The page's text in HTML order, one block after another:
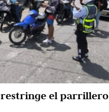
el parrillero